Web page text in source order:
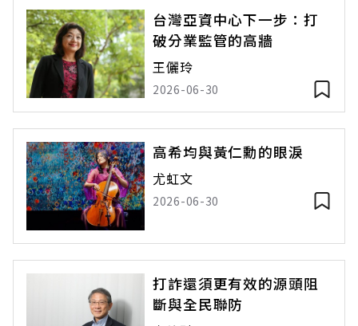
台灣亞資中心下一步：打
破分業監管的高牆
王儷玲
2026-06-30
高希均與黃仁勳的眼淚
尤虹文
2026-06-30
打詐還須更有效的源頭阻
斷與全民聯防